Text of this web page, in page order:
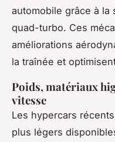
automobile grâce à la
quad-turbo. Ces
améliorations
la traînée et
Poids, matériaux
vitesse
Les hypercars
plus légers